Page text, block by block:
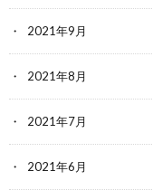
2021年9月
2021年8月
2021年7月
2021年6月